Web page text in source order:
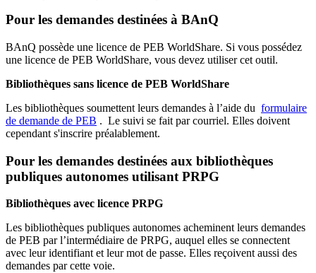
Pour les demandes destinées à BAnQ
BAnQ possède une licence de PEB WorldShare. Si vous possédez
une licence de PEB WorldShare, vous devez utiliser cet outil.
Bibliothèques sans licence de PEB WorldShare
Les bibliothèques soumettent leurs demandes à l’aide du formulaire
de demande de PEB . Le suivi se fait par courriel. Elles doivent
cependant s'inscrire préalablement.
Pour les demandes destinées aux bibliothèques
publiques autonomes utilisant PRPG
Bibliothèques avec licence PRPG
Les bibliothèques publiques autonomes acheminent leurs demandes
de PEB par l’intermédiaire de PRPG, auquel elles se connectent
avec leur identifiant et leur mot de passe. Elles reçoivent aussi des
demandes par cette voie.